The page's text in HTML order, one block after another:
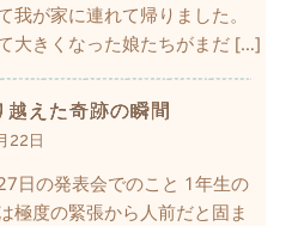
我が家に連れて帰りました。
大きくなった娘たちがまだ […]
越えた奇跡の瞬間
22日
日の発表会でのこと 1年生の
極度の緊張から人前だと固ま